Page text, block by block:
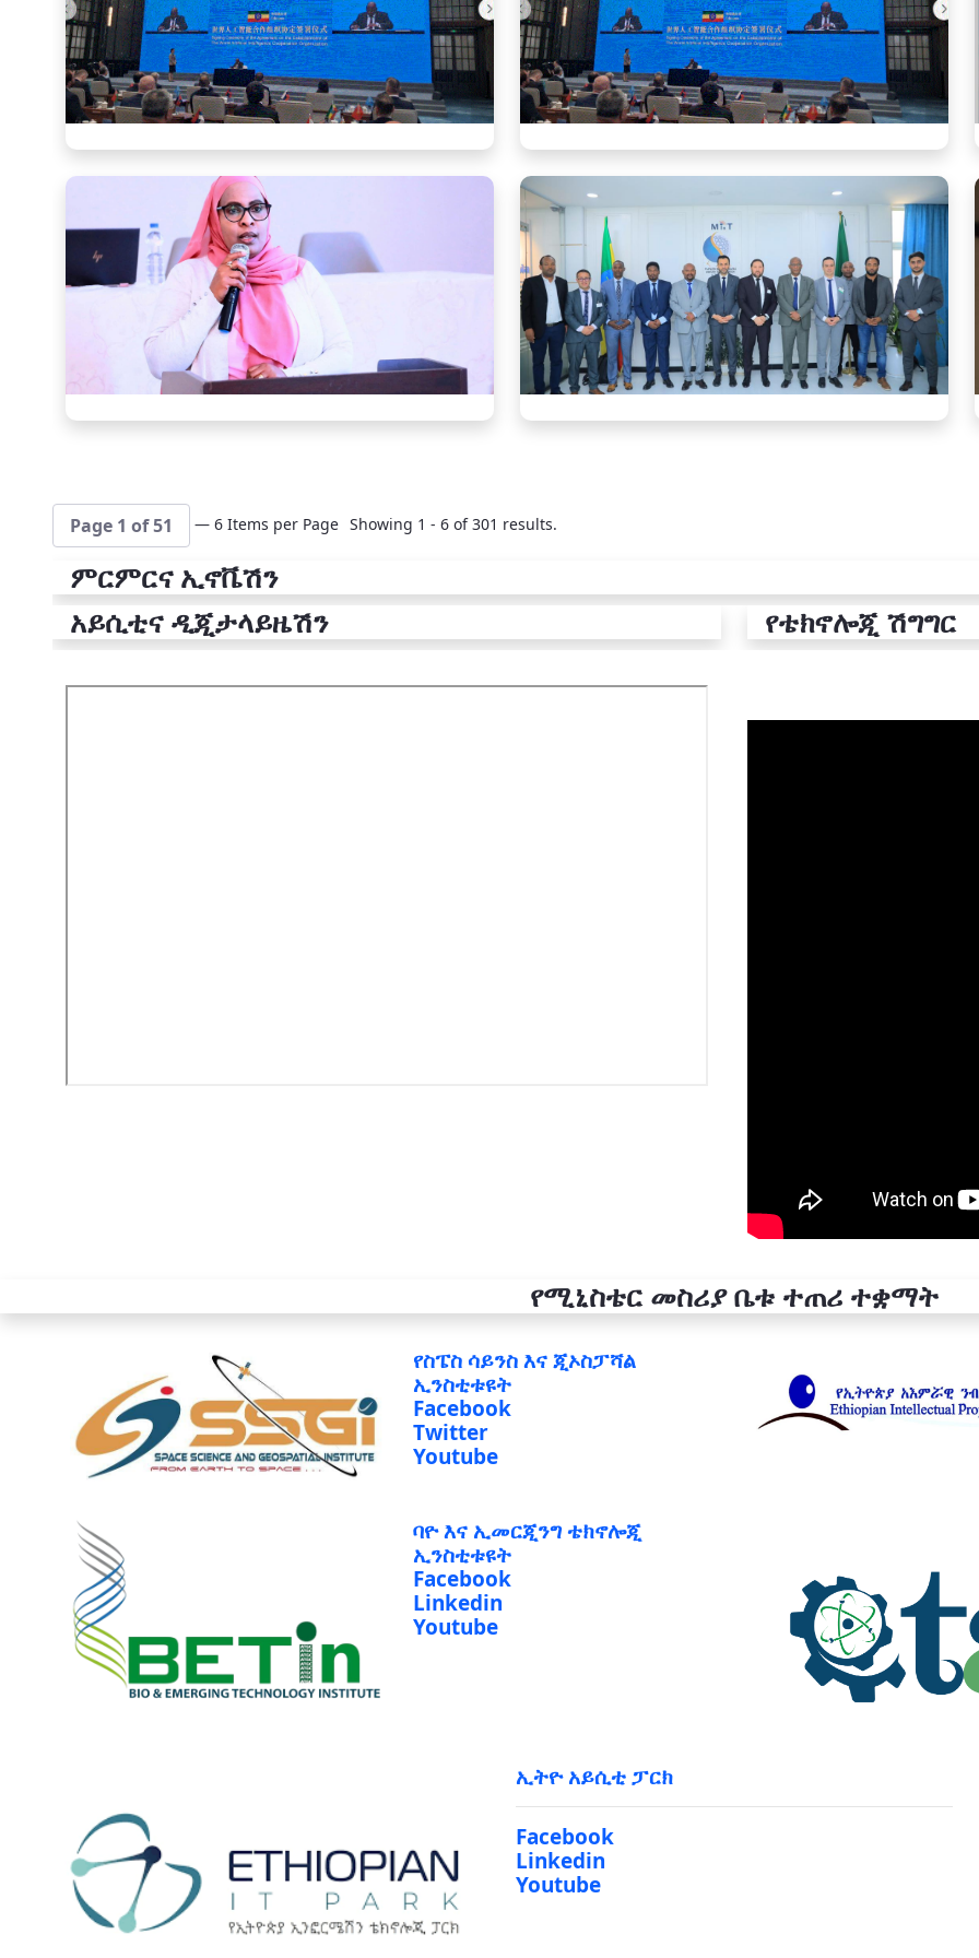
Page 1 of 51 — 6 Items per Page Showing 1 - 6 of 301 results.
ምርምርና ኢኖቬሽን
አይሲቲና ዲጂታላይዜሽን
የቴክኖሎጂ ሽግግር
የሚኒስቴር መስሪያ ቤቱ ተጠሪ ተቋማት
የስፔስ ሳይንስ እና ጂኦስፓሻል
ኢንስቲቱዩት
Facebook
Twitter
Youtube
ባዮ እና ኢመርጂንግ ቴክኖሎጂ
ኢንስቲቱዩት
Facebook
Linkedin
Youtube
ኢትዮ አይሲቲ ፓርክ
Facebook
Linkedin
Youtube